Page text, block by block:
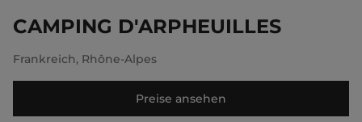
CAMPING D'ARPHEUILLES
Frankreich, Rhône-Alpes
Preise ansehen